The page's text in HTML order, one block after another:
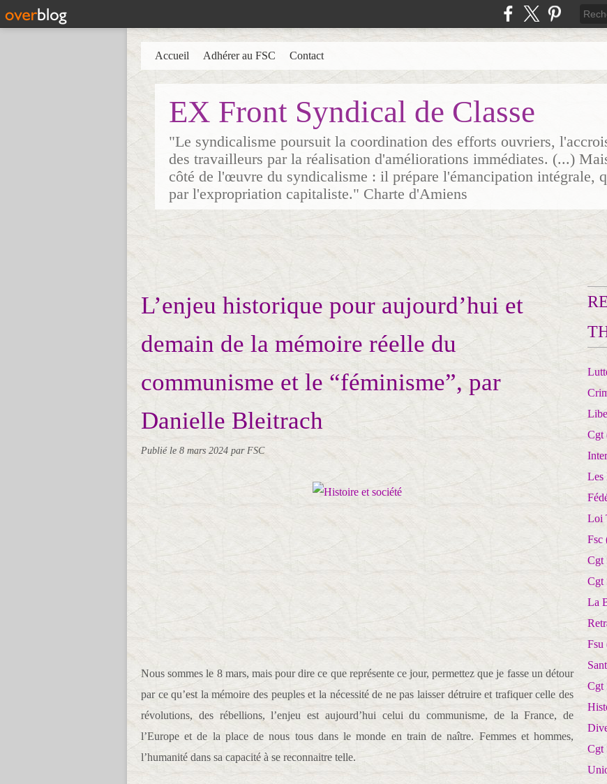
EX Front Syndical de Classe
"Le syndicalisme poursuit la coordination des efforts ouvriers,
des travailleurs par la réalisation d'améliorations immédiates. (...)
côté de l'œuvre du syndicalisme : il prépare l'émancipation intégrale,
par l'expropriation capitaliste." Charte d'Amiens
Accueil Adhérer au FSC Contact
L’enjeu historique pour aujourd’hui et
demain de la mémoire réelle du
communisme et le “féminisme”, par
Danielle Bleitrach
Publié le 8 mars 2024 par FSC
Nous sommes le 8 mars, mais pour dire ce que représente ce jour, permettez que je fasse un détour
par ce qu’est la mémoire des peuples et la nécessité de ne pas laisser détruire et trafiquer celle des
révolutions, des rébellions, l’enjeu est aujourd’hui celui du communisme, de la France, de
l’Europe et de la place de nous tous dans le monde en train de naître. Femmes et hommes,
l’humanité dans sa capacité à se reconnaitre telle.
Cgt
Les
Loi
Fsc
Cgt
Cgt
La
Fsu
Cgt
Cgt